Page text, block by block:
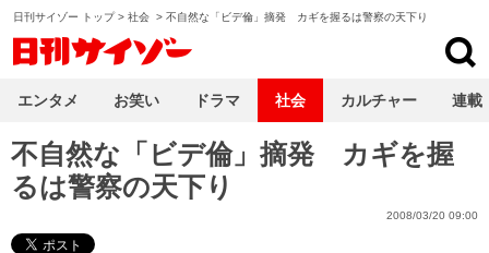
日刊サイゾー トップ> 社会 > 不自然な「ビデ倫」摘発 カギを握るは警察の天下り
不自然な「ビデ倫」摘発 カギを握
るは警察の天下り
2008/03/20 09:00
エンタメ お笑い ドラマ 社会 カルチャー 連載